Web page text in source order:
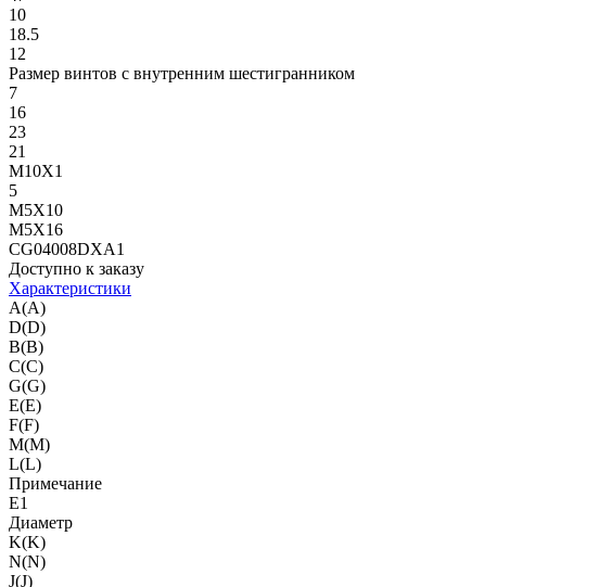
10
18.5
12
Размер винтов с внутренним шестигранником
7
16
23
21
M10X1
5
M5X10
M5X16
CG04008DXA1
Доступно к заказу
Характеристики
A(A)
D(D)
B(B)
C(C)
G(G)
E(E)
F(F)
M(M)
L(L)
Примечание
E1
Диаметр
K(K)
N(N)
J(J)